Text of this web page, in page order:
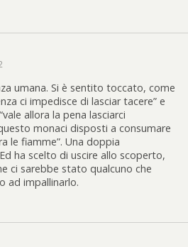
umana. Si è sentito toccato, come
ci impedisce di lasciar tacere” e
allora la pena lasciarci
monaci disposti a consumare
le fiamme”. Una doppia
ha scelto di uscire allo scoperto,
ci sarebbe stato qualcuno che
ad impallinarlo.